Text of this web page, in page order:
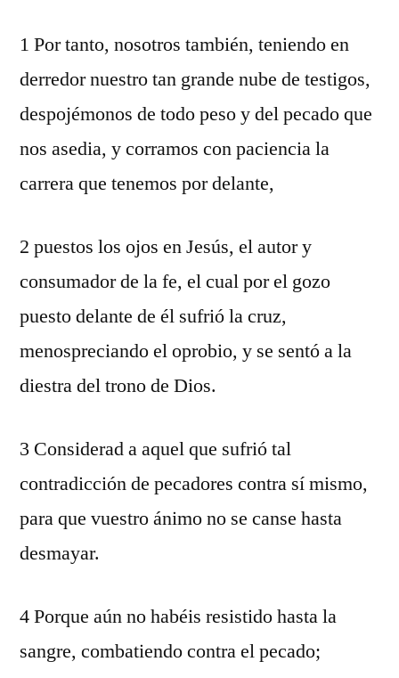
1 Por tanto, nosotros también, teniendo en
derredor nuestro tan grande nube de testigos,
despojémonos de todo peso y del pecado que
nos asedia, y corramos con paciencia la
carrera que tenemos por delante,
2 puestos los ojos en Jesús, el autor y
consumador de la fe, el cual por el gozo
puesto delante de él sufrió la cruz,
menospreciando el oprobio, y se sentó a la
diestra del trono de Dios.
3 Considerad a aquel que sufrió tal
contradicción de pecadores contra sí mismo,
para que vuestro ánimo no se canse hasta
desmayar.
4 Porque aún no habéis resistido hasta la
sangre, combatiendo contra el pecado;